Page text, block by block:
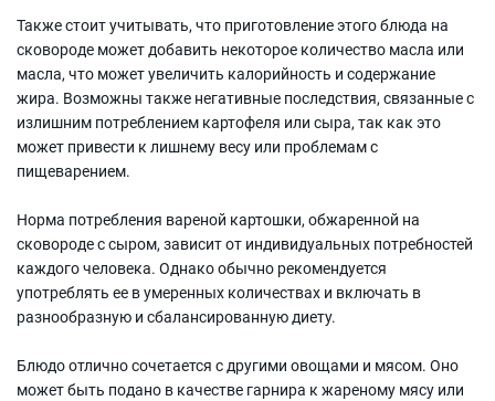
Также стоит учитывать, что приготовление этого блюда на
сковороде может добавить некоторое количество масла или
масла, что может увеличить калорийность и содержание
жира. Возможны также негативные последствия, связанные с
излишним потреблением картофеля или сыра, так как это
может привести к лишнему весу или проблемам с
пищеварением.
Норма потребления вареной картошки, обжаренной на
сковороде с сыром, зависит от индивидуальных потребностей
каждого человека. Однако обычно рекомендуется
употреблять ее в умеренных количествах и включать в
разнообразную и сбалансированную диету.
Блюдо отлично сочетается с другими овощами и мясом. Оно
может быть подано в качестве гарнира к жареному мясу или